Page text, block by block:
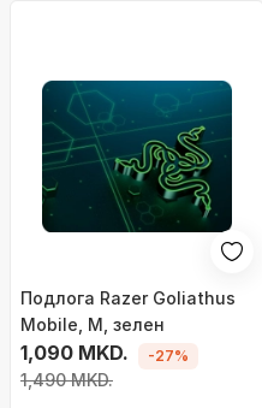
Подлога Razer Goliathus
Mobile, M, зелен
1,090 MKD.
1,490 MKD.
-27%